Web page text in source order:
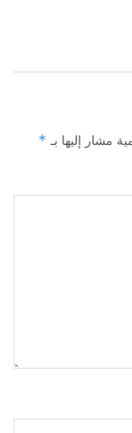
مشار إليها بـ *